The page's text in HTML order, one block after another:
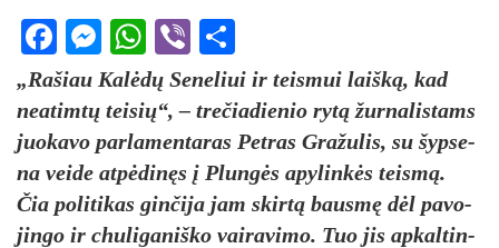
Facebook
Messenger
WhatsApp
Viber
„Ra­šiau Kalėdų Se­ne­liui ir teis­mui laišką, kad
nea­timtų tei­sių“, – tre­čia­die­nio rytą žur­na­lis­tams
juo­ka­vo par­la­men­ta­ras Pet­ras Gra­žu­lis, su šyp­se­
na vei­de at­pėdinęs į Plungės apy­linkės teismą.
Čia po­li­ti­kas gin­či­ja jam skirtą bausmę dėl pa­vo­
jin­go ir chu­li­ga­niš­ko vai­ra­vi­mo. Tuo jis ap­kal­tin­